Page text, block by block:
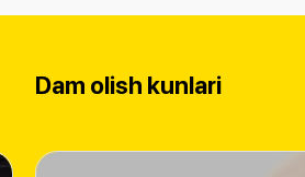
Dam olish kunlari